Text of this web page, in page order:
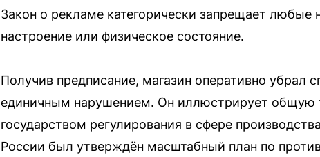
Закон о рекламе категорически запрещает
настроение или физическое состояние.
Получив предписание, магазин оперативно убрал
единичным нарушением. Он иллюстрирует общую
государством регулирования в сфере
России был утверждён масштабный план по